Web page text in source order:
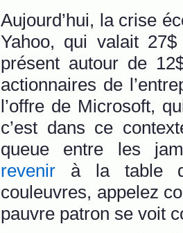
Aujourd’hui, la crise
Yahoo, qui valait
présent autour de
actionnaires de
l’offre de Microsoft,
c’est dans ce
queue entre les
revenir à la table
couleuvres, appelez
pauvre patron se voit